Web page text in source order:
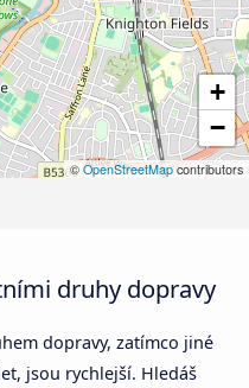
+
−
© OpenStreetMapcontributors
druhy dopravy
dopravy, zatímco jiné
jsou rychlejší. Hledáš